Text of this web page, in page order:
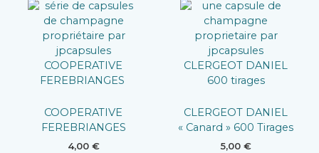
COOPERATIVE
FEREBRIANGES
4,00 €
CLERGEOT DANIEL
« Canard » 600 Tirages
5,00 €